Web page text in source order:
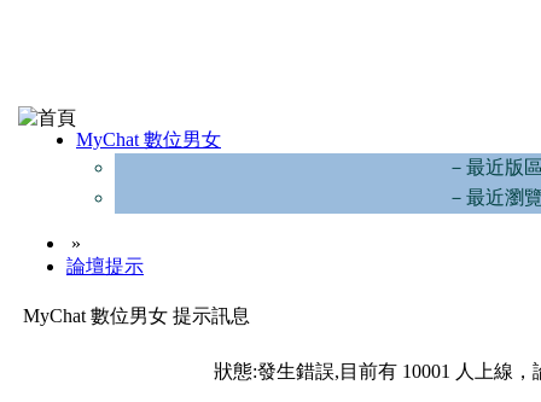
MyChat 數位男女
－最近版
－最近瀏
»
論壇提示
MyChat 數位男女 提示訊息
狀態:發生錯誤,目前有 10001 人上線